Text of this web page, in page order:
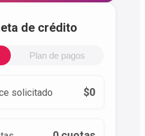
de crédito
Plan de pagos
solicitado $0